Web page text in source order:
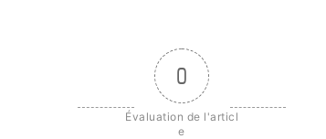
0
Évaluation de l'articl
e